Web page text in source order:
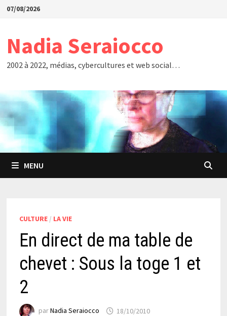
Passer
07/08/2026
Nadia Seraiocco
2002 à 2022, médias, cybercultures et web social…
MENU
CULTURE/ LA VIE
En direct de ma table de
chevet : Sous la toge 1 et
2
parNadia Seraiocco 18/10/2010